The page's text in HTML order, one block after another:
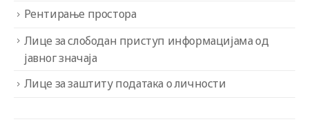
Рентирање простора
Лице за слободан приступ информацијама од
јавног значаја
Лице за заштиту података о личности